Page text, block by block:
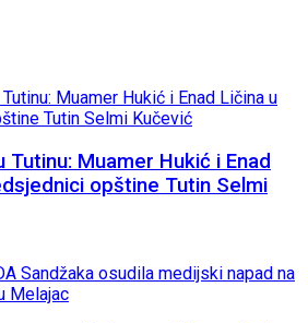
Tutinu: Muamer Hukić i Enad
opštine Tutin Selmi